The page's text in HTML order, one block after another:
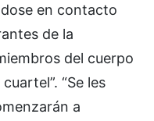
en contacto
de la
del cuerpo
“Se les
a